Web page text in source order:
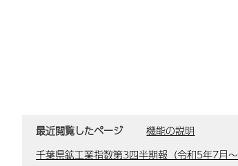
最近閲覧したページ
機能の説明
千葉県鉱工業指数第3四半期報（令和5年7月～